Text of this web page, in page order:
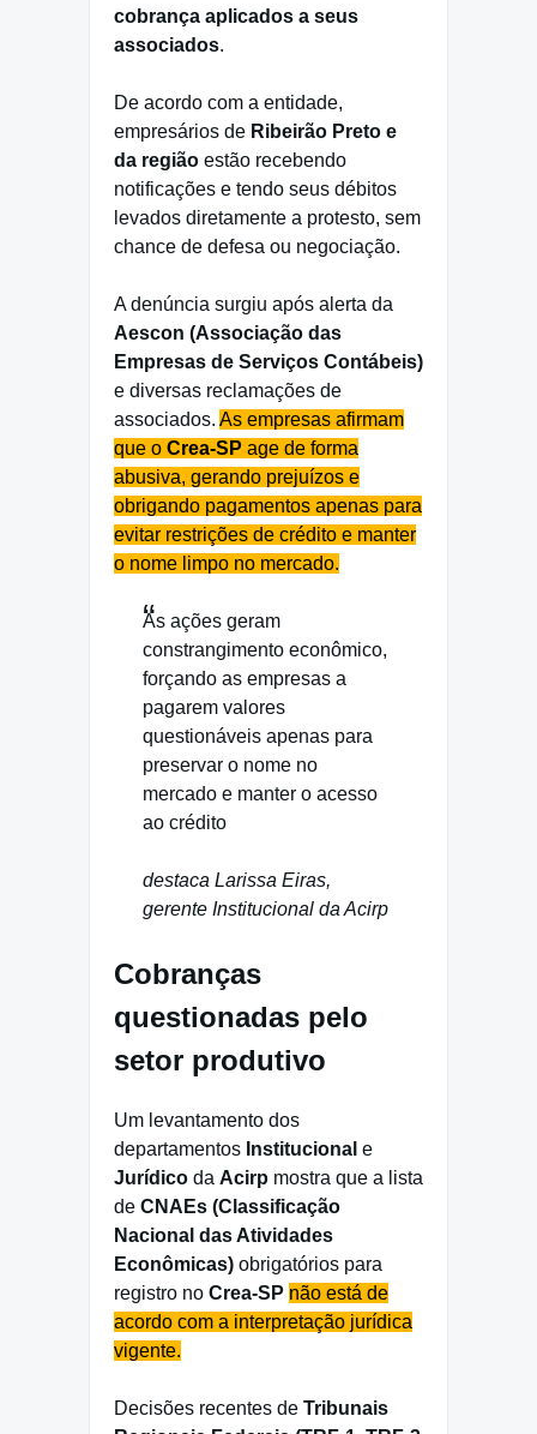
cobrança aplicados a seus
associados.
De acordo com a entidade,
empresários de Ribeirão Preto e
da região estão recebendo
notificações e tendo seus débitos
levados diretamente a protesto, sem
chance de defesa ou negociação.
A denúncia surgiu após alerta da
Aescon (Associação das
Empresas de Serviços Contábeis)
e diversas reclamações de
associados. As empresas afirmam
que o Crea-SP age de forma
abusiva, gerando prejuízos e
obrigando pagamentos apenas para
evitar restrições de crédito e manter
o nome limpo no mercado.
As ações geram
constrangimento econômico,
forçando as empresas a
pagarem valores
questionáveis apenas para
preservar o nome no
mercado e manter o acesso
ao crédito
destaca Larissa Eiras,
gerente Institucional da Acirp
Cobranças
questionadas pelo
setor produtivo
Um levantamento dos
departamentos Institucional e
Jurídico da Acirp mostra que a lista
de CNAEs (Classificação
Nacional das Atividades
Econômicas) obrigatórios para
registro no Crea-SP não está de
acordo com a interpretação jurídica
vigente.
Decisões recentes de Tribunais